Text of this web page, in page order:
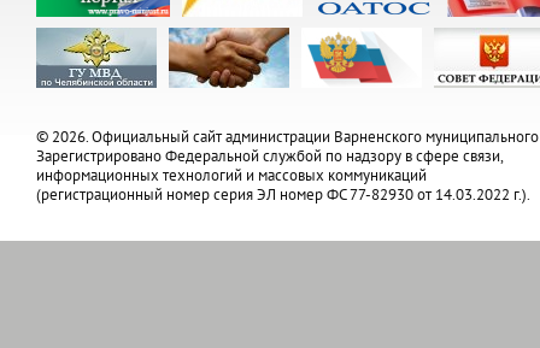
© 2026. Официальный сайт администрации Варненского муниципального
Зарегистрировано Федеральной службой по надзору в сфере связи,
информационных технологий и массовых коммуникаций
(регистрационный номер серия ЭЛ номер ФС 77-82930 от 14.03.2022 г.).